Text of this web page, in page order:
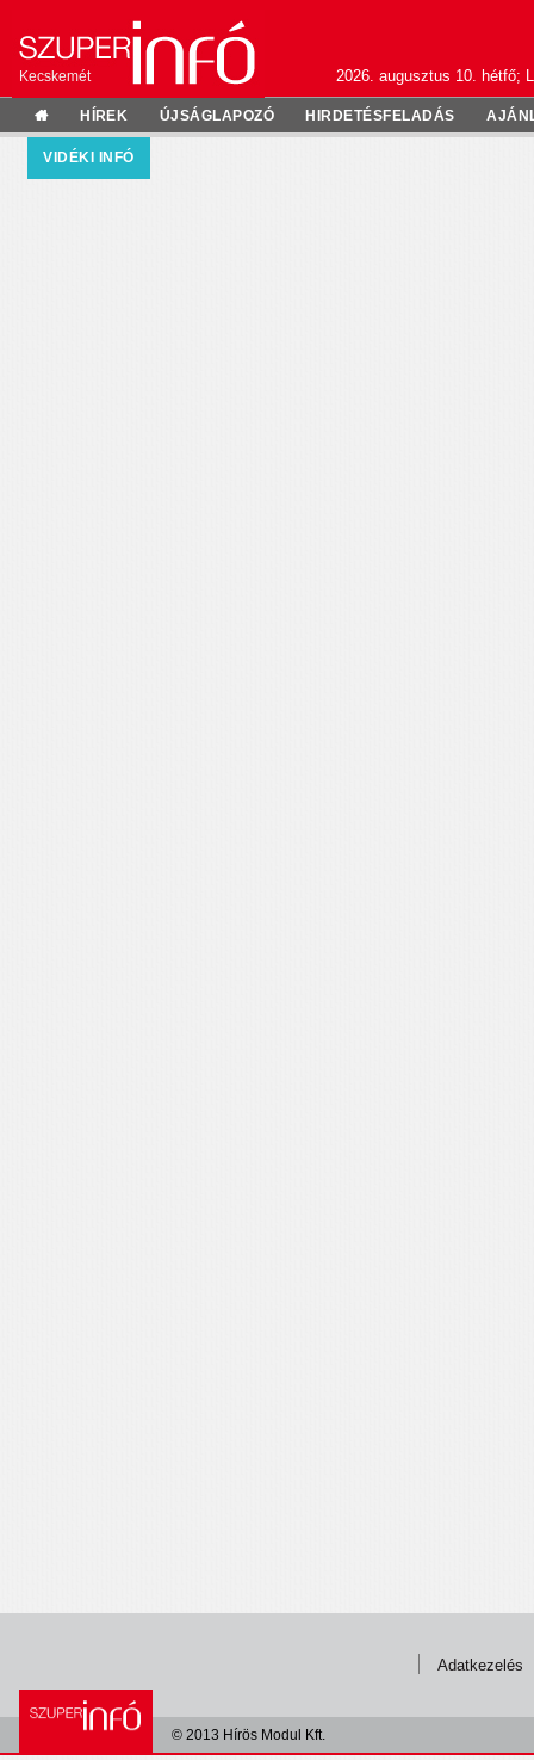
Kecskemét 2026. augusztus 10. hétfő;
HÍREK ÚJSÁGLAPOZÓ HIRDETÉSFELADÁS
VIDÉKI INFÓ
Adatkezelés
© 2013 Hírös Modul Kft.